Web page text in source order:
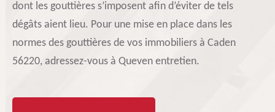
dont les gouttières s’imposent afin d’éviter de tels
dégâts aient lieu. Pour une mise en place dans les
normes des gouttières de vos immobiliers à Caden
56220, adressez-vous à Queven entretien.